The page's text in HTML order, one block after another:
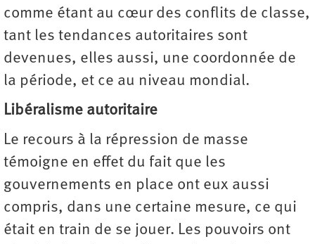
comme étant au cœur des conflits de classe,
tant les tendances autoritaires sont
devenues, elles aussi, une coordonnée de
la période, et ce au niveau mondial.
Libéralisme autoritaire
Le recours à la répression de masse
témoigne en effet du fait que les
gouvernements en place ont eux aussi
compris, dans une certaine mesure, ce qui
était en train de se jouer. Les pouvoirs ont